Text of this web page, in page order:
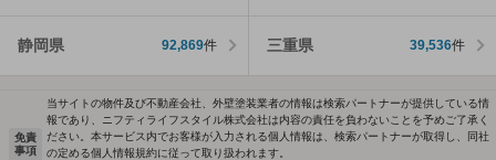
静岡県 92,869件 三重県 39,536件
免責
事項
当サイトの物件及び不動産会社、外壁塗装業者の情報は検索パートナーが提供している情
報であり、ニフティライフスタイル株式会社は内容の責任を負わないことを予めご了承く
ださい。本サービス内でお客様が入力される個人情報は、検索パートナーが取得し、同社
の定める個人情報規約に従って取り扱われます。